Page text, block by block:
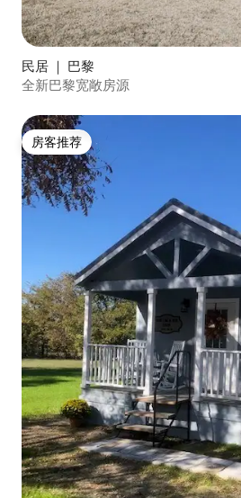
民居 ｜ 巴黎
全新巴黎宽敞房源
房客推荐
房客推荐